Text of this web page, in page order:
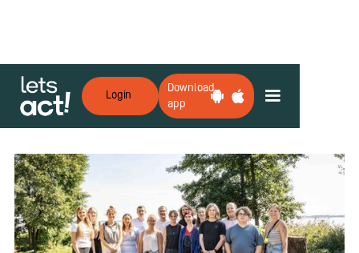
Login
Download
app
Zurück